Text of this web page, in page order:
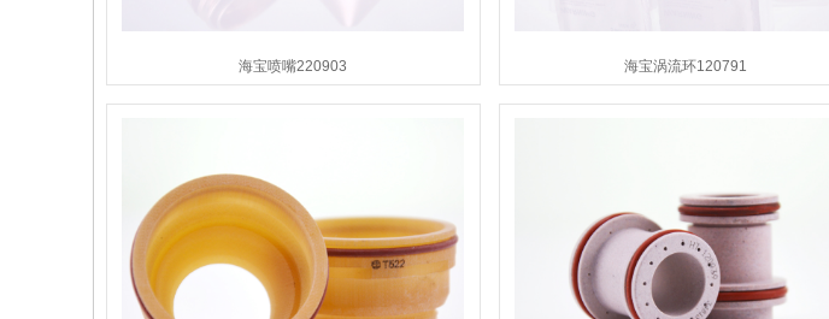
海宝喷嘴220903 海宝涡流环120791